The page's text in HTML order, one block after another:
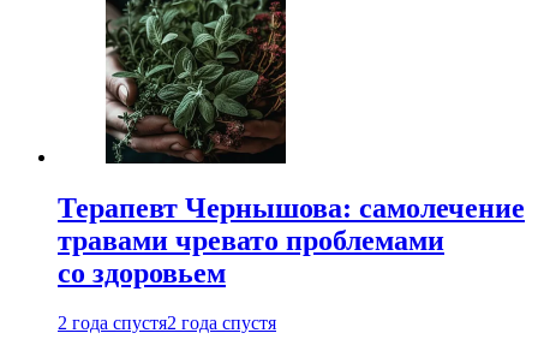
Терапевт Чернышова: самолечение
травами чревато проблемами
со здоровьем
2 года спустя2 года спустя